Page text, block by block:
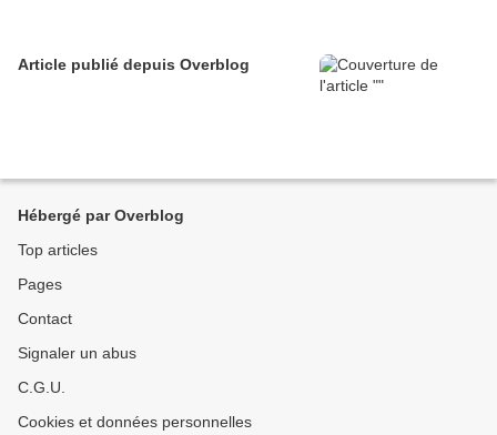
Article publié depuis Overblog
Hébergé par Overblog
Top articles
Pages
Contact
Signaler un abus
C.G.U.
Cookies et données personnelles